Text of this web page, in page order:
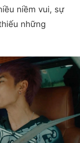
niềm vui, sự
những